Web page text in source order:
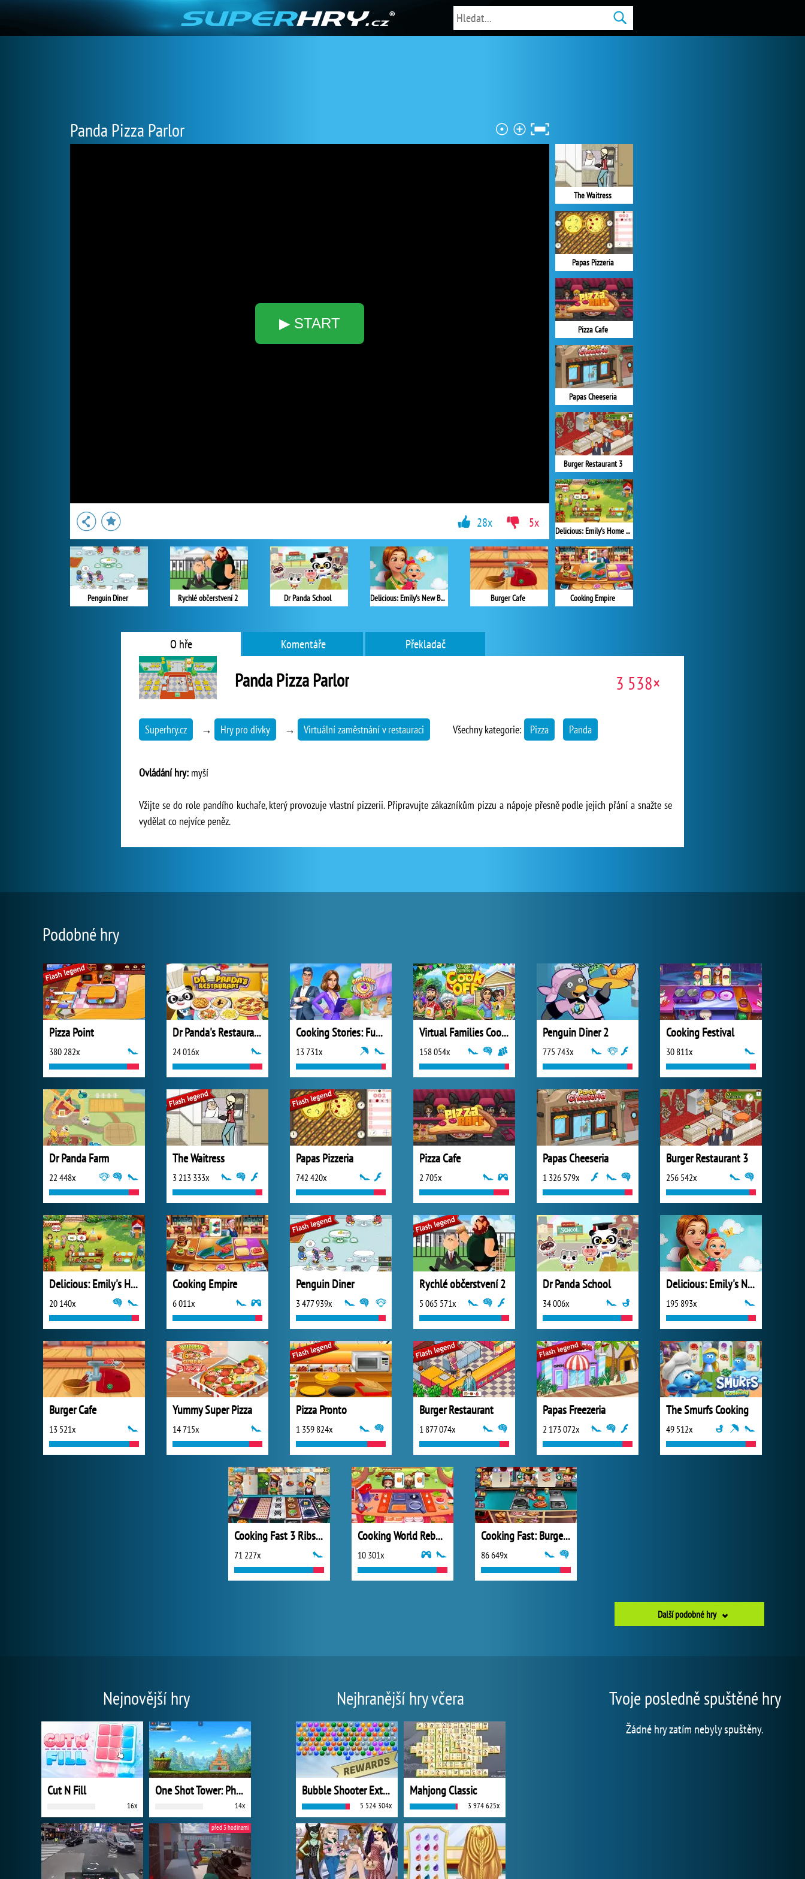
Panda Pizza Parlor
▶ START
The Waitress
Papas Pizzeria
Pizza Cafe
Papas Cheeseria
Burger Restaurant 3
Delicious: Emily's Home Sweet Home
Cooking Empire
Penguin Diner Rychlé občerstvení 2 Dr Panda School Delicious: Emily's New Beginning Burger Cafe
28x 5x
O hře Komentáře Překladač
Panda Pizza Parlor 3 538×
Superhry.cz → Hry pro dívky → Virtuální zaměstnání v restauraci Všechny kategorie: Pizza Panda
Ovládání hry: myší
Vžijte se do role pandího kuchaře, který provozuje vlastní pizzerii. Připravujte zákazníkům pizzu a nápoje přesně podle jejich přání a snažte se
vydělat co nejvíce peněz.
Podobné hry
Pizza Point
380 282x
Dr Panda's Restaurant
24 016x
Cooking Stories: Fun Cafe Game
13 731x
Virtual Families Cook Off
158 054x
Penguin Diner 2
775 743x
Cooking Festival
30 811x
Dr Panda Farm
22 448x
The Waitress
3 213 333x
Papas Pizzeria
742 420x
Pizza Cafe
2 705x
Papas Cheeseria
1 326 579x
Burger Restaurant 3
256 542x
Delicious: Emily's Home Sweet Home
20 140x
Cooking Empire
6 011x
Penguin Diner
3 477 939x
Rychlé občerstvení 2
5 065 571x
Dr Panda School
34 006x
Delicious: Emily's New Beginning
195 893x
Burger Cafe
13 521x
Yummy Super Pizza
14 715x
Pizza Pronto
1 359 824x
Burger Restaurant
1 877 074x
Papas Freezeria
2 173 072x
The Smurfs Cooking
49 512x
Cooking Fast 3 Ribs and Pancakes
71 227x
Cooking World Reborn
10 301x
Cooking Fast: Burger and Hotdog
86 649x
Další podobné hry
Nejnovější hry
Cut N Fill
16x
One Shot Tower: Physics Destroyer
14x
před 3 hodinami
Nejhranější hry včera
Bubble Shooter Extreme
5 524 304x
Mahjong Classic
3 974 625x
Tvoje posledně spuštěné hry
Žádné hry zatím nebyly spuštěny.